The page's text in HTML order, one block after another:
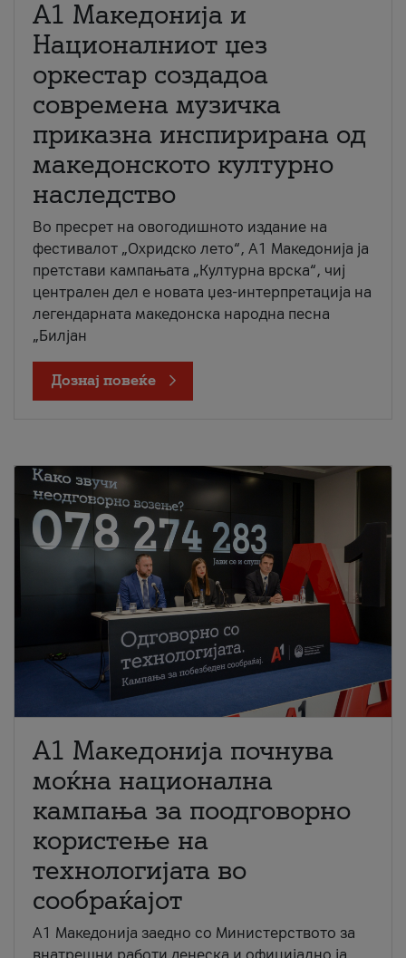
А1 Македонија и
Националниот џез
оркестар создадоа
современа музичка
приказна инспирирана од
македонското културно
наследство
Во пресрет на овогодишното издание на
фестивалот „Охридско лето“, А1 Македонија ја
претстави кампањата „Културна врска“, чиј
централен дел е новата џез-интерпретација на
легендарната македонска народна песна
„Билјан
Дознај повеќе
A1 Македонија почнува
моќна национална
кампања за поодговорно
користење на
технологијата во
сообраќајот
A1 Македонија заедно со Министерството за